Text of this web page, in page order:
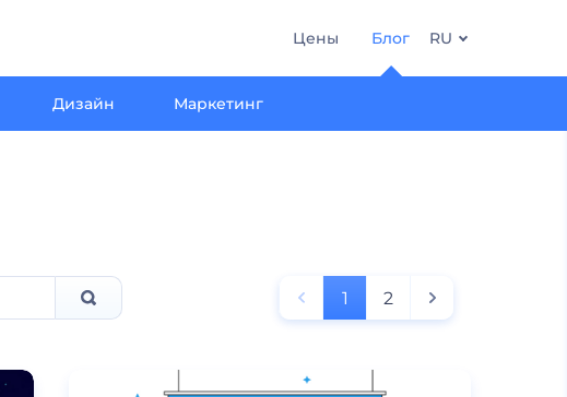
Цены Блог
Дизайн Маркетинг
RU
1 2